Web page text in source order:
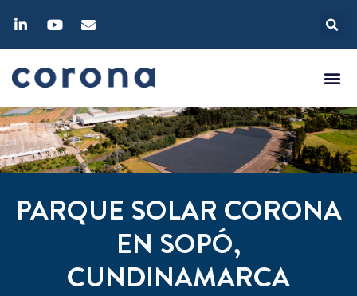
PARQUE SOLAR CORONA
EN SOPÓ,
CUNDINAMARCA